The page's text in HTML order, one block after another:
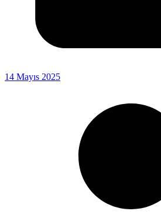
14 Mayıs 2025